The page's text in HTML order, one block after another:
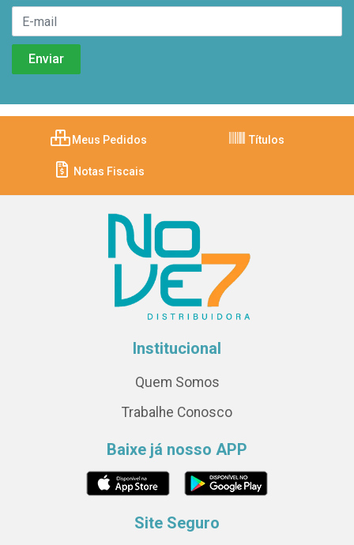
Meus Pedidos Títulos
Notas Fiscais
Institucional
Quem Somos
Trabalhe Conosco
Baixe já nosso APP
Site Seguro